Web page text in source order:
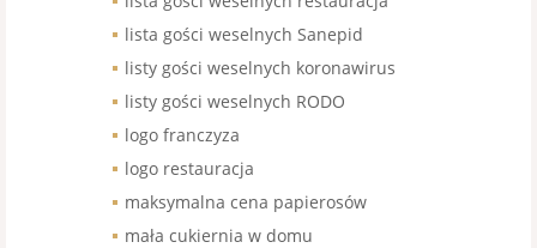
lista gości weselnych Sanepid
listy gości weselnych koronawirus
listy gości weselnych RODO
logo franczyza
logo restauracja
maksymalna cena papierosów
mała cukiernia w domu